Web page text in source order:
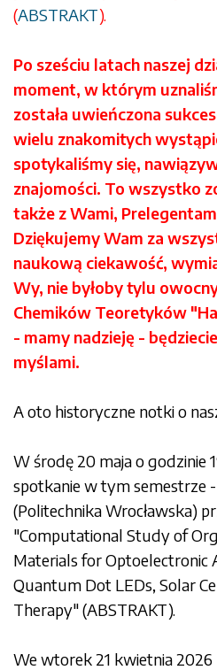
(ABSTRAKT).
Po sześciu latach naszej
moment, w którym
została uwieńczona
wielu znakomitych
spotykaliśmy się,
znajomości. To wszystko
także z Wami,
Dziękujemy Wam za
naukową ciekawość,
Wy, nie byłoby tylu
Chemików Teoretyków
- mamy nadzieję -
myślami.
A oto historyczne notki o
W środę 20 maja o godzinie
spotkanie w tym semestrze
(Politechnika Wrocławska)
"Computational Study of
Materials for Optoelectronic
Quantum Dot LEDs, Solar
Therapy" (ABSTRAKT).
We wtorek 21 kwietnia 2026